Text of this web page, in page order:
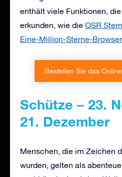
enthält viele Funktionen,
erkunden, wie die OSR
Eine-Million-Sterne-
Bestellen Sie das
Schütze – 23.
21. Dezember
Menschen, die im Zeichen
wurden, gelten als